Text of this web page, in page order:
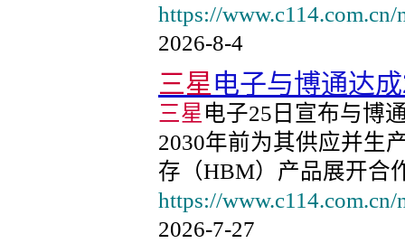
https://
2026-8-4
三星电子与博通达
三星 电子25日宣布与博
2030年前为其供应并生
存（HBM）产品展开合
https://
2026-7-27